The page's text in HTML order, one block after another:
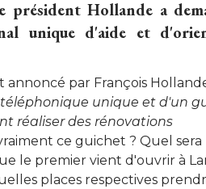
président Hollande a
unique d'aide et
annoncé par François
téléphonique unique et d'un
réaliser des rénovations
ce guichet ? Quel sera
le premier vient d'ouvrir à
places respectives